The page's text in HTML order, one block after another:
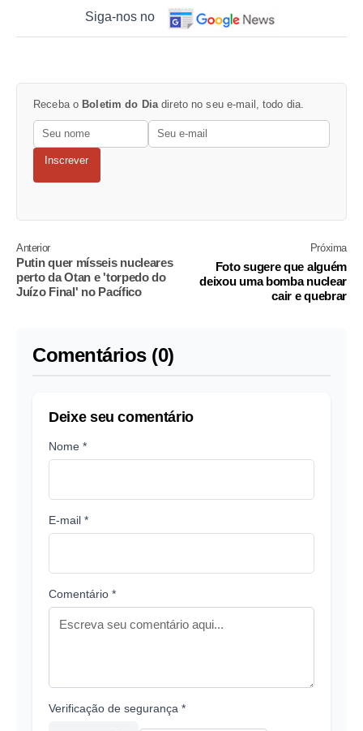
Siga-nos no
Receba o Boletim do Diadireto no seu e-mail, todo dia.
Inscrever
Anterior
Putin quer mísseis nucleares
perto da Otan e 'torpedo do
Juízo Final' no Pacífico
Próxima
Foto sugere que alguém
deixou uma bomba nuclear
cair e quebrar
Comentários (0)
Deixe seu comentário
Nome *
E-mail *
Comentário *
Verificação de segurança *